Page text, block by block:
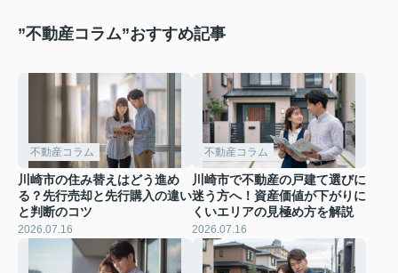
”不動産コラム”おすすめ記事
不動産コラム
川崎市の住み替えはどう進め
る？先行売却と先行購入の違い
と判断のコツ
2026.07.16
不動産コラム
川崎市で不動産の戸建て選びに
迷う方へ！資産価値が下がりに
くいエリアの見極め方を解説
2026.07.16